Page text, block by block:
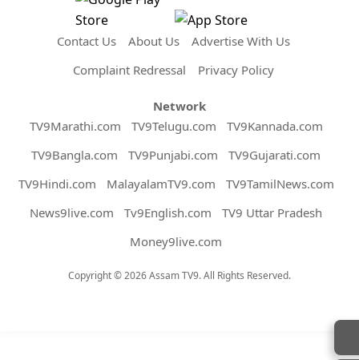
Contact Us About Us
Advertise With Us
Complaint Redressal
Privacy Policy
Network
TV9Marathi.com
TV9Telugu.com
TV9Kannada.com
TV9Bangla.com
TV9Punjabi.com
TV9Gujarati.com
TV9Hindi.com
MalayalamTV9.com
TV9TamilNews.com
News9live.com
Tv9English.com
TV9 Uttar Pradesh
Money9live.com
Copyright © 2026 Assam TV9. All Rights Reserved.